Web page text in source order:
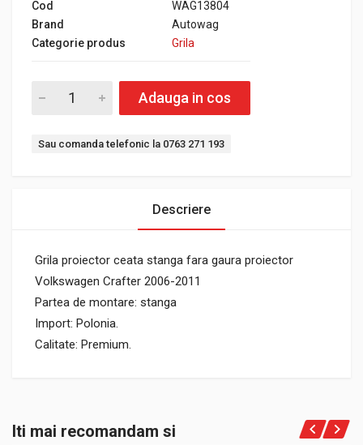
Cod
WAG13804
Brand
Autowag
Categorie produs
Grila
Adauga in cos
Sau comanda telefonic la 0763 271 193
Descriere
Grila proiector ceata stanga fara gaura proiector
Volkswagen Crafter 2006-2011
Partea de montare: stanga
Import: Polonia.
Calitate: Premium.
Iti mai recomandam si